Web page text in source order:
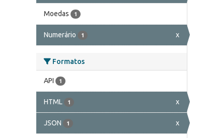
Moedas 1
Numerário 1 x
Formatos
API 1
HTML 1 x
JSON 1 x